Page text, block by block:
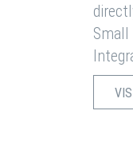
Small